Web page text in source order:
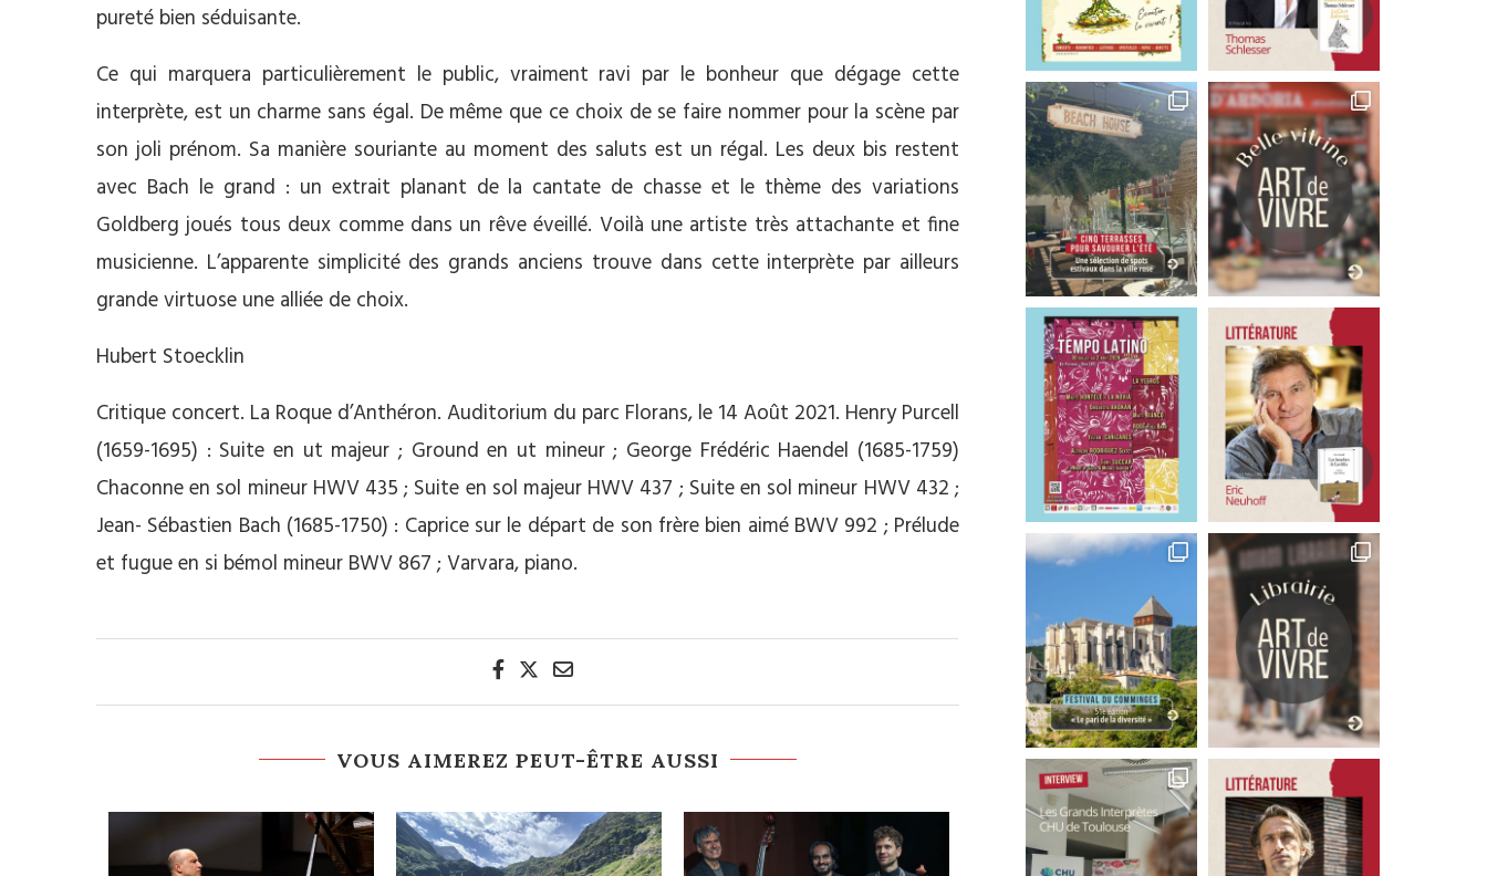
pureté bien séduisante.
Ce qui marquera particulièrement le public, vraiment ravi par le bonheur que dégage cette
interprète, est un charme sans égal. De même que ce choix de se faire nommer pour la scène par
son joli prénom. Sa manière souriante au moment des saluts est un régal. Les deux bis restent
avec Bach le grand : un extrait planant de la cantate de chasse et le thème des variations
Goldberg joués tous deux comme dans un rêve éveillé. Voilà une artiste très attachante et fine
musicienne. L’apparente simplicité des grands anciens trouve dans cette interprète par ailleurs
grande virtuose une alliée de choix.
Hubert Stoecklin
Critique concert. La Roque d’Anthéron. Auditorium du parc Florans, le 14 Août 2021. Henry Purcell
(1659-1695) : Suite en ut majeur ; Ground en ut mineur ; George Frédéric Haendel (1685-1759)
Chaconne en sol mineur HWV 435 ; Suite en sol majeur HWV 437 ; Suite en sol mineur HWV 432 ;
Jean- Sébastien Bach (1685-1750) : Caprice sur le départ de son frère bien aimé BWV 992 ; Prélude
et fugue en si bémol mineur BWV 867 ; Varvara, piano.
VOUS AIMEREZ PEUT-ÊTRE AUSSI